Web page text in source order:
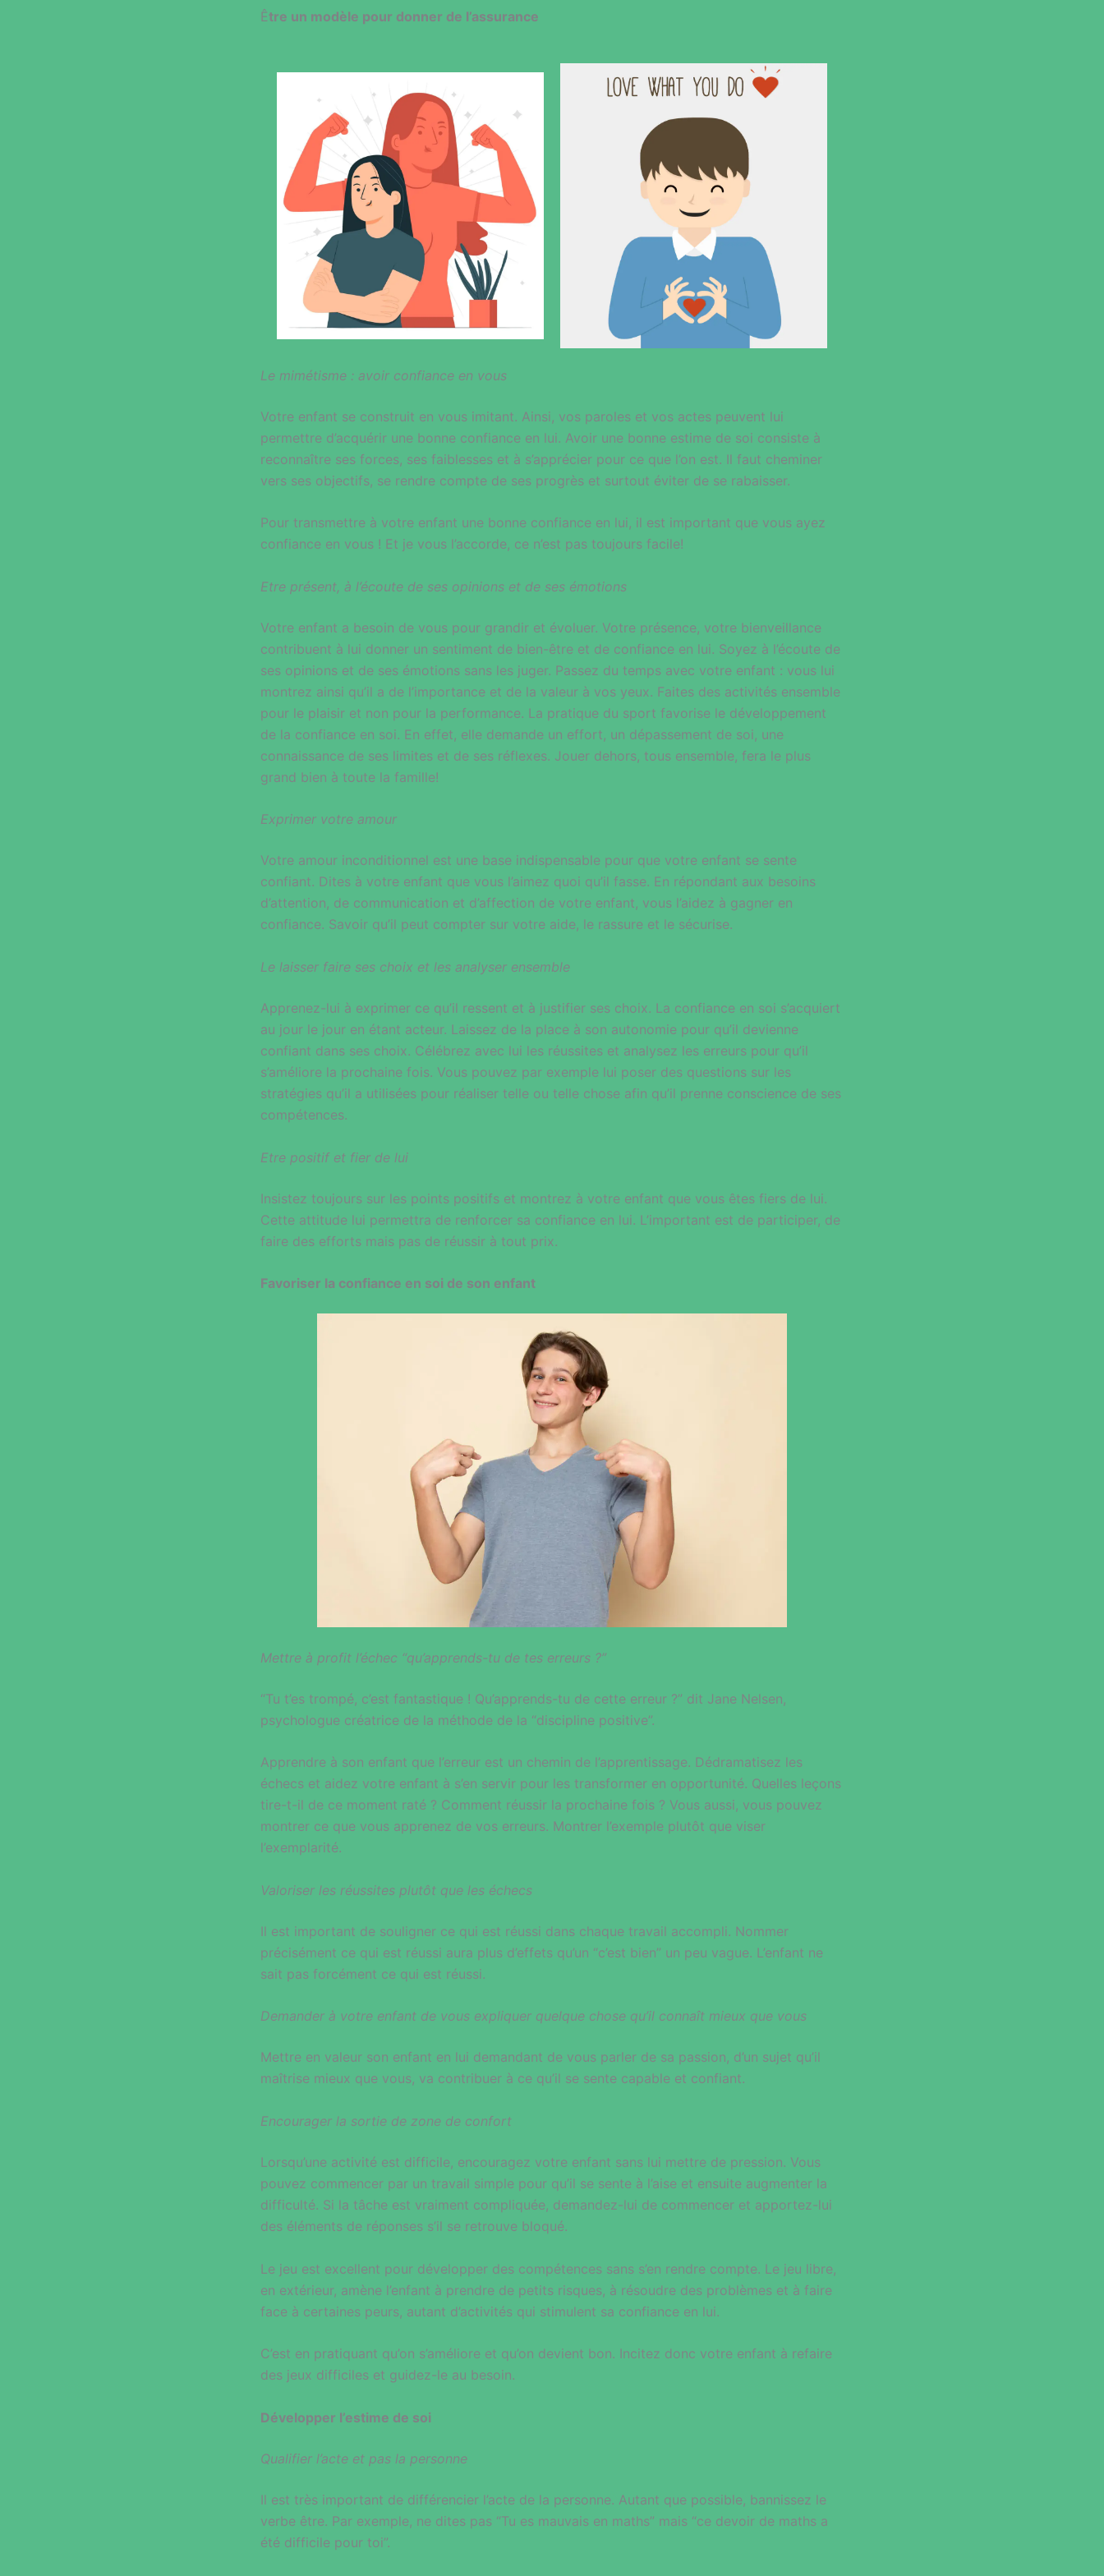
Être un modèle pour donner de l’assurance
Le mimétisme : avoir confiance en vous
Votre enfant se construit en vous imitant. Ainsi, vos paroles et vos actes peuvent lui
permettre d’acquérir une bonne confiance en lui. Avoir une bonne estime de soi consiste à
reconnaître ses forces, ses faiblesses et à s’apprécier pour ce que l’on est. Il faut cheminer
vers ses objectifs, se rendre compte de ses progrès et surtout éviter de se rabaisser.
Pour transmettre à votre enfant une bonne confiance en lui, il est important que vous ayez
confiance en vous ! Et je vous l’accorde, ce n’est pas toujours facile!
Etre présent, à l’écoute de ses opinions et de ses émotions
Votre enfant a besoin de vous pour grandir et évoluer. Votre présence, votre bienveillance
contribuent à lui donner un sentiment de bien-être et de confiance en lui. Soyez à l’écoute de
ses opinions et de ses émotions sans les juger. Passez du temps avec votre enfant : vous lui
montrez ainsi qu’il a de l’importance et de la valeur à vos yeux. Faites des activités ensemble
pour le plaisir et non pour la performance. La pratique du sport favorise le développement
de la confiance en soi. En effet, elle demande un effort, un dépassement de soi, une
connaissance de ses limites et de ses réflexes. Jouer dehors, tous ensemble, fera le plus
grand bien à toute la famille!
Exprimer votre amour
Votre amour inconditionnel est une base indispensable pour que votre enfant se sente
confiant. Dites à votre enfant que vous l’aimez quoi qu’il fasse. En répondant aux besoins
d’attention, de communication et d’affection de votre enfant, vous l’aidez à gagner en
confiance. Savoir qu’il peut compter sur votre aide, le rassure et le sécurise.
Le laisser faire ses choix et les analyser ensemble
Apprenez-lui à exprimer ce qu’il ressent et à justifier ses choix. La confiance en soi s’acquiert
au jour le jour en étant acteur. Laissez de la place à son autonomie pour qu’il devienne
confiant dans ses choix. Célébrez avec lui les réussites et analysez les erreurs pour qu’il
s’améliore la prochaine fois. Vous pouvez par exemple lui poser des questions sur les
stratégies qu’il a utilisées pour réaliser telle ou telle chose afin qu’il prenne conscience de ses
compétences.
Etre positif et fier de lui
Insistez toujours sur les points positifs et montrez à votre enfant que vous êtes fiers de lui.
Cette attitude lui permettra de renforcer sa confiance en lui. L’important est de participer, de
faire des efforts mais pas de réussir à tout prix.
Favoriser la confiance en soi de son enfant
Mettre à profit l’échec “qu’apprends-tu de tes erreurs ?”
“Tu t’es trompé, c’est fantastique ! Qu’apprends-tu de cette erreur ?” dit Jane Nelsen,
psychologue créatrice de la méthode de la “discipline positive”.
Apprendre à son enfant que l’erreur est un chemin de l’apprentissage. Dédramatisez les
échecs et aidez votre enfant à s’en servir pour les transformer en opportunité. Quelles leçons
tire-t-il de ce moment raté ? Comment réussir la prochaine fois ? Vous aussi, vous pouvez
montrer ce que vous apprenez de vos erreurs. Montrer l’exemple plutôt que viser
l’exemplarité.
Valoriser les réussites plutôt que les échecs
Il est important de souligner ce qui est réussi dans chaque travail accompli. Nommer
précisément ce qui est réussi aura plus d’effets qu’un “c’est bien” un peu vague. L’enfant ne
sait pas forcément ce qui est réussi.
Demander à votre enfant de vous expliquer quelque chose qu’il connaît mieux que vous
Mettre en valeur son enfant en lui demandant de vous parler de sa passion, d’un sujet qu’il
maîtrise mieux que vous, va contribuer à ce qu’il se sente capable et confiant.
Encourager la sortie de zone de confort
Lorsqu’une activité est difficile, encouragez votre enfant sans lui mettre de pression. Vous
pouvez commencer par un travail simple pour qu’il se sente à l’aise et ensuite augmenter la
difficulté. Si la tâche est vraiment compliquée, demandez-lui de commencer et apportez-lui
des éléments de réponses s’il se retrouve bloqué.
Le jeu est excellent pour développer des compétences sans s’en rendre compte. Le jeu libre,
en extérieur, amène l’enfant à prendre de petits risques, à résoudre des problèmes et à faire
face à certaines peurs, autant d’activités qui stimulent sa confiance en lui.
C’est en pratiquant qu’on s’améliore et qu’on devient bon. Incitez donc votre enfant à refaire
des jeux difficiles et guidez-le au besoin.
Développer l’estime de soi
Qualifier l’acte et pas la personne
Il est très important de différencier l’acte de la personne. Autant que possible, bannissez le
verbe être. Par exemple, ne dites pas “Tu es mauvais en maths” mais “ce devoir de maths a
été difficile pour toi”.